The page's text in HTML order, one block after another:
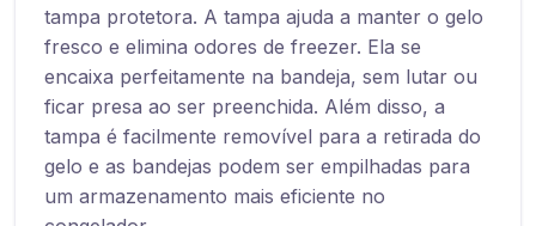
tampa protetora. A tampa ajuda a manter o gelo
fresco e elimina odores de freezer. Ela se
encaixa perfeitamente na bandeja, sem lutar ou
ficar presa ao ser preenchida. Além disso, a
tampa é facilmente removível para a retirada do
gelo e as bandejas podem ser empilhadas para
um armazenamento mais eficiente no